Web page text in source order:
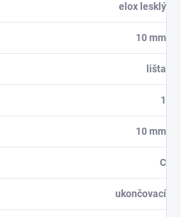
elox lesklý
10 mm
lišta
1
10 mm
C
ukončovací